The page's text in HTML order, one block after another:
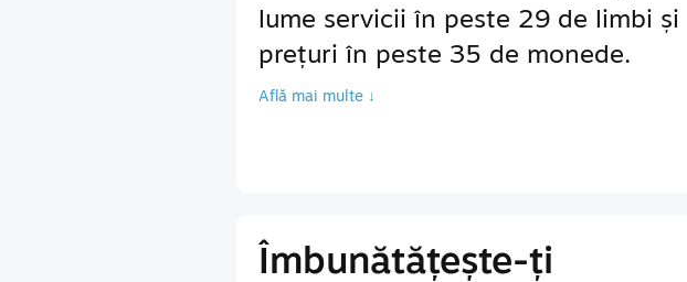
lume servicii în peste 29 de limbi și
prețuri în peste 35 de monede.
Află mai multe ↓
Îmbunătățește-ți